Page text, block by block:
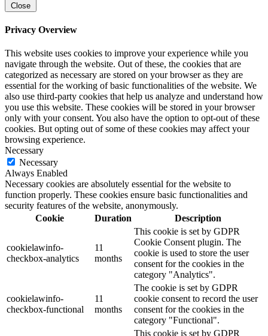
Close
Privacy Overview
This website uses cookies to improve your experience while you
navigate through the website. Out of these, the cookies that are
categorized as necessary are stored on your browser as they are
essential for the working of basic functionalities of the website. We
also use third-party cookies that help us analyze and understand how
you use this website. These cookies will be stored in your browser
only with your consent. You also have the option to opt-out of these
cookies. But opting out of some of these cookies may affect your
browsing experience.
Necessary
Necessary
Always Enabled
Necessary cookies are absolutely essential for the website to
function properly. These cookies ensure basic functionalities and
security features of the website, anonymously.
Cookie
Duration Description
cookielawinfo-
checkbox-analytics
11
months
This cookie is set by GDPR
Cookie Consent plugin. The
cookie is used to store the user
consent for the cookies in the
category "Analytics".
cookielawinfo-
checkbox-functional
11
months
The cookie is set by GDPR
cookie consent to record the user
consent for the cookies in the
category "Functional".
This cookie is set by GDPR